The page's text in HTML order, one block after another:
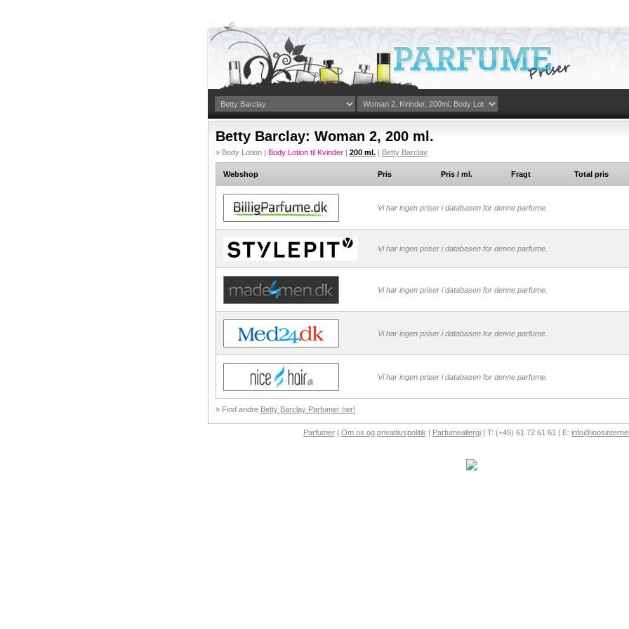
Betty Barclay: Woman 2, 200 ml.
» Body Lotion | Body Lotion til Kvinder | 200 ml. | Betty Barclay
Webshop Pris Pris / ml. Fragt Total pris
Vi har ingen priser i databasen for denne parfume.
Vi har ingen priser i databasen for denne parfume.
Vi har ingen priser i databasen for denne parfume.
Vi har ingen priser i databasen for denne parfume.
Vi har ingen priser i databasen for denne parfume.
» Find andre Betty Barclay Parfumer her!
Parfumer| Om os og privatlivspolitik | Parfumeallergi| T: (+45) 61 72 61 61 | E: